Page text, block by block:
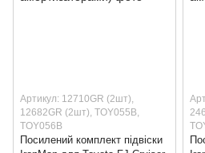
Артикул: 12710GR (2шт),
12682GR (2шт), TOY055B,
TOY056B
Посилений комплект підвіски